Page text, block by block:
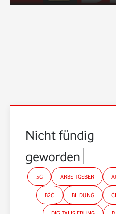
Nicht fündig
geworden?
5G ARBEITGEBER
B2C BILDUNG